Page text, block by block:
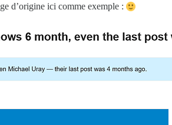
d’origine ici comme exemple :